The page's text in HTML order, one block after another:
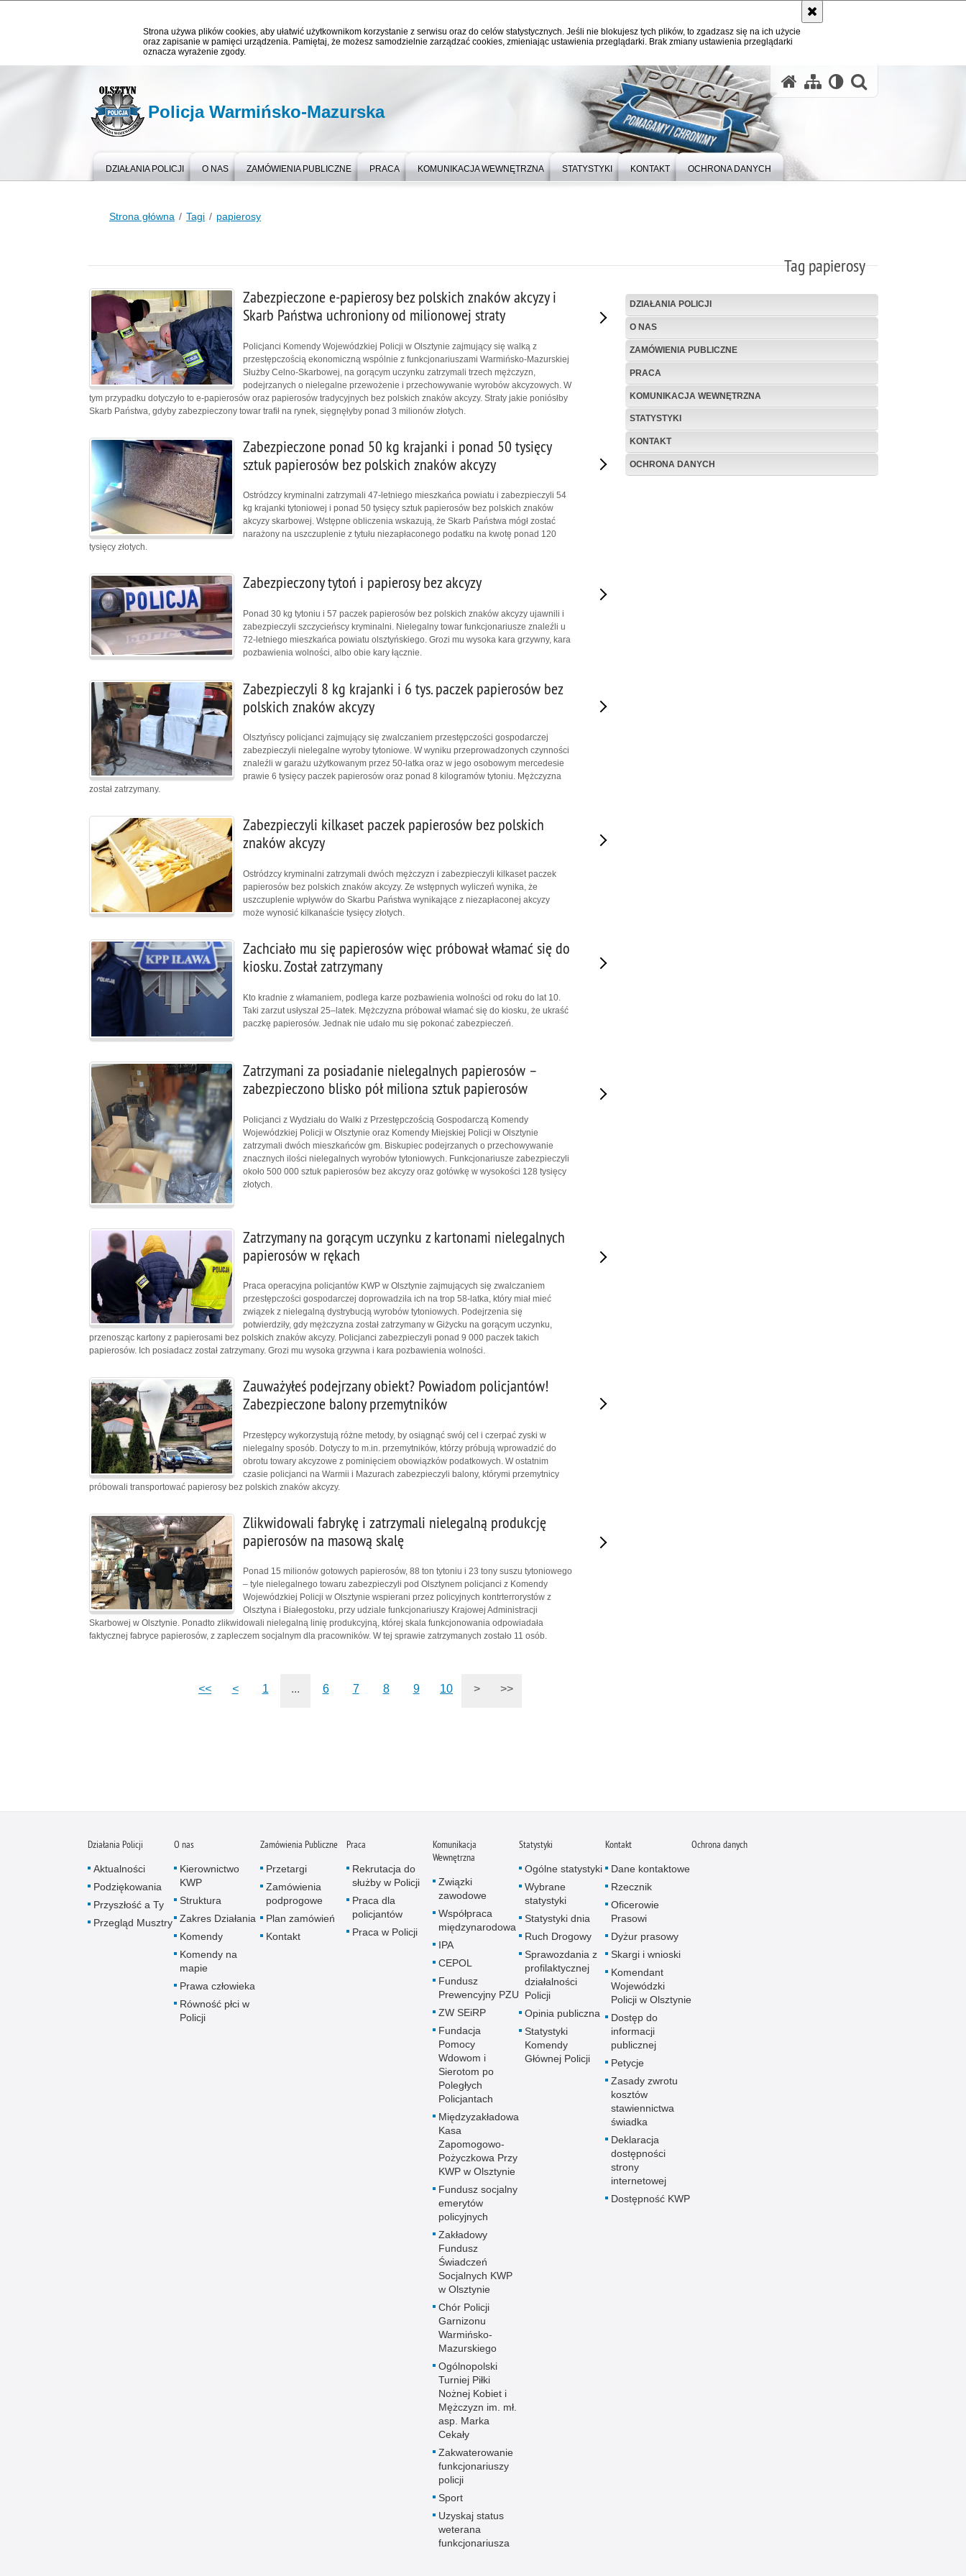
Strona używa plików cookies, aby ułatwić użytkownikom korzystanie z serwisu oraz do celów statystycznych. Jeśli nie blokujesz tych plików, to zgadzasz się na ich użycie
oraz zapisanie w pamięci urządzenia. Pamiętaj, że możesz samodzielnie zarządzać cookies, zmieniając ustawienia przeglądarki. Brak zmiany ustawienia przeglądarki
oznacza wyrażenie zgody.
Policja Warmińsko-Mazurska
DZIAŁANIA POLICJI O NAS ZAMÓWIENIA PUBLICZNE PRACA KOMUNIKACJA WEWNĘTRZNA STATYSTYKI KONTAKT OCHRONA DANYCH
Strona główna Tagi papierosy
Tag papierosy
DZIAŁANIA POLICJI
O NAS
ZAMÓWIENIA PUBLICZNE
PRACA
KOMUNIKACJA WEWNĘTRZNA
STATYSTYKI
KONTAKT
OCHRONA DANYCH
Zabezpieczone e-papierosy bez polskich znaków akcyzy i
Skarb Państwa uchroniony od milionowej straty
Policjanci Komendy Wojewódzkiej Policji w Olsztynie zajmujący się walką z
przestępczością ekonomiczną wspólnie z funkcjonariuszami Warmińsko-Mazurskiej
Służby Celno-Skarbowej, na gorącym uczynku zatrzymali trzech mężczyzn,
podejrzanych o nielegalne przewożenie i przechowywanie wyrobów akcyzowych. W
tym przypadku dotyczyło to e-papierosów oraz papierosów tradycyjnych bez polskich znaków akcyzy. Straty jakie poniósłby
Skarb Państwa, gdyby zabezpieczony towar trafił na rynek, sięgnęłyby ponad 3 milionów złotych.
Zabezpieczone ponad 50 kg krajanki i ponad 50 tysięcy
sztuk papierosów bez polskich znaków akcyzy
Ostródzcy kryminalni zatrzymali 47-letniego mieszkańca powiatu i zabezpieczyli 54
kg krajanki tytoniowej i ponad 50 tysięcy sztuk papierosów bez polskich znaków
akcyzy skarbowej. Wstępne obliczenia wskazują, że Skarb Państwa mógł zostać
narażony na uszczuplenie z tytułu niezapłaconego podatku na kwotę ponad 120
tysięcy złotych.
Zabezpieczony tytoń i papierosy bez akcyzy
Ponad 30 kg tytoniu i 57 paczek papierosów bez polskich znaków akcyzy ujawnili i
zabezpieczyli szczycieńscy kryminalni. Nielegalny towar funkcjonariusze znaleźli u
72-letniego mieszkańca powiatu olsztyńskiego. Grozi mu wysoka kara grzywny, kara
pozbawienia wolności, albo obie kary łącznie.
Zabezpieczyli 8 kg krajanki i 6 tys. paczek papierosów bez
polskich znaków akcyzy
Olsztyńscy policjanci zajmujący się zwalczaniem przestępczości gospodarczej
zabezpieczyli nielegalne wyroby tytoniowe. W wyniku przeprowadzonych czynności
znaleźli w garażu użytkowanym przez 50-latka oraz w jego osobowym mercedesie
prawie 6 tysięcy paczek papierosów oraz ponad 8 kilogramów tytoniu. Mężczyzna
został zatrzymany.
Zabezpieczyli kilkaset paczek papierosów bez polskich
znaków akcyzy
Ostródzcy kryminalni zatrzymali dwóch mężczyzn i zabezpieczyli kilkaset paczek
papierosów bez polskich znaków akcyzy. Ze wstępnych wyliczeń wynika, że
uszczuplenie wpływów do Skarbu Państwa wynikające z niezapłaconej akcyzy
może wynosić kilkanaście tysięcy złotych.
Zachciało mu się papierosów więc próbował włamać się do
kiosku. Został zatrzymany
Kto kradnie z włamaniem, podlega karze pozbawienia wolności od roku do lat 10.
Taki zarzut usłyszał 25–latek. Mężczyzna próbował włamać się do kiosku, że ukraść
paczkę papierosów. Jednak nie udało mu się pokonać zabezpieczeń.
Zatrzymani za posiadanie nielegalnych papierosów –
zabezpieczono blisko pół miliona sztuk papierosów
Policjanci z Wydziału do Walki z Przestępczością Gospodarczą Komendy
Wojewódzkiej Policji w Olsztynie oraz Komendy Miejskiej Policji w Olsztynie
zatrzymali dwóch mieszkańców gm. Biskupiec podejrzanych o przechowywanie
znacznych ilości nielegalnych wyrobów tytoniowych. Funkcjonariusze zabezpieczyli
około 500 000 sztuk papierosów bez akcyzy oraz gotówkę w wysokości 128 tysięcy
złotych.
Zatrzymany na gorącym uczynku z kartonami nielegalnych
papierosów w rękach
Praca operacyjna policjantów KWP w Olsztynie zajmujących się zwalczaniem
przestępczości gospodarczej doprowadziła ich na trop 58-latka, który miał mieć
związek z nielegalną dystrybucją wyrobów tytoniowych. Podejrzenia się
potwierdziły, gdy mężczyzna został zatrzymany w Giżycku na gorącym uczynku,
przenosząc kartony z papierosami bez polskich znaków akcyzy. Policjanci zabezpieczyli ponad 9 000 paczek takich
papierosów. Ich posiadacz został zatrzymany. Grozi mu wysoka grzywna i kara pozbawienia wolności.
Zauważyłeś podejrzany obiekt? Powiadom policjantów!
Zabezpieczone balony przemytników
Przestępcy wykorzystują różne metody, by osiągnąć swój cel i czerpać zyski w
nielegalny sposób. Dotyczy to m.in. przemytników, którzy próbują wprowadzić do
obrotu towary akcyzowe z pominięciem obowiązków podatkowych. W ostatnim
czasie policjanci na Warmii i Mazurach zabezpieczyli balony, którymi przemytnicy
próbowali transportować papierosy bez polskich znaków akcyzy.
Zlikwidowali fabrykę i zatrzymali nielegalną produkcję
papierosów na masową skalę
Ponad 15 milionów gotowych papierosów, 88 ton tytoniu i 23 tony suszu tytoniowego
– tyle nielegalnego towaru zabezpieczyli pod Olsztynem policjanci z Komendy
Wojewódzkiej Policji w Olsztynie wspierani przez policyjnych kontrterrorystów z
Olsztyna i Białegostoku, przy udziale funkcjonariuszy Krajowej Administracji
Skarbowej w Olsztynie. Ponadto zlikwidowali nielegalną linię produkcyjną, której skala funkcjonowania odpowiadała
faktycznej fabryce papierosów, z zapleczem socjalnym dla pracowników. W tej sprawie zatrzymanych zostało 11 osób.
<< < 1 ... 6 7 8 9 10 > >>
Działania Policji
Aktualności
Podziękowania
Przyszłość a Ty
Przegląd Musztry
O nas
Kierownictwo
KWP
Struktura
Zakres Działania
Komendy
Komendy na
mapie
Prawa człowieka
Równość płci w
Policji
Zamówienia Publiczne
Przetargi
Zamówienia
podprogowe
Plan zamówień
Kontakt
Praca
Rekrutacja do
służby w Policji
Praca dla
policjantów
Praca w Policji
Komunikacja
Wewnętrzna
Związki
zawodowe
Współpraca
międzynarodowa
IPA
CEPOL
Fundusz
Prewencyjny PZU
ZW SEiRP
Fundacja
Pomocy
Wdowom i
Sierotom po
Poległych
Policjantach
Międzyzakładowa
Kasa
Zapomogowo-
Pożyczkowa Przy
KWP w Olsztynie
Fundusz socjalny
emerytów
policyjnych
Zakładowy
Fundusz
Świadczeń
Socjalnych KWP
w Olsztynie
Chór Policji
Garnizonu
Warmińsko-
Mazurskiego
Ogólnopolski
Turniej Piłki
Nożnej Kobiet i
Mężczyzn im. mł.
asp. Marka
Cekały
Zakwaterowanie
funkcjonariuszy
policji
Sport
Uzyskaj status
weterana
funkcjonariusza
Statystyki
Ogólne statystyki
Wybrane
statystyki
Statystyki dnia
Ruch Drogowy
Sprawozdania z
profilaktycznej
działalności
Policji
Opinia publiczna
Statystyki
Komendy
Głównej Policji
Kontakt
Dane kontaktowe
Rzecznik
Oficerowie
Prasowi
Dyżur prasowy
Skargi i wnioski
Komendant
Wojewódzki
Policji w Olsztynie
Dostęp do
informacji
publicznej
Petycje
Zasady zwrotu
kosztów
stawiennictwa
świadka
Deklaracja
dostępności
strony
internetowej
Dostępność KWP
Ochrona danych